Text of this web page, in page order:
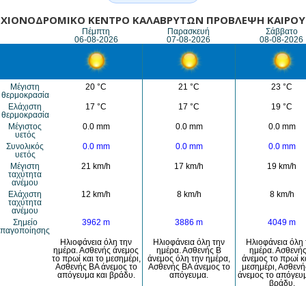
ΧΙΟΝΟΔΡΟΜΙΚΟ ΚΕΝΤΡΟ ΚΑΛΑΒΡΥΤΩΝ ΠΡΟΒΛΕΨΗ ΚΑΙΡΟΥ